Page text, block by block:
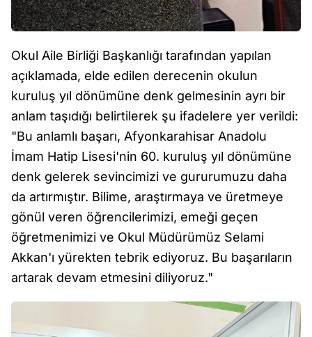
Okul Aile Birliği Başkanlığı tarafından yapılan
açıklamada, elde edilen derecenin okulun
kuruluş yıl dönümüne denk gelmesinin ayrı bir
anlam taşıdığı belirtilerek şu ifadelere yer verildi:
"Bu anlamlı başarı, Afyonkarahisar Anadolu
İmam Hatip Lisesi'nin 60. kuruluş yıl dönümüne
denk gelerek sevincimizi ve gururumuzu daha
da artırmıştır. Bilime, araştırmaya ve üretmeye
gönül veren öğrencilerimizi, emeği geçen
öğretmenimizi ve Okul Müdürümüz Selami
Akkan'ı yürekten tebrik ediyoruz. Bu başarıların
artarak devam etmesini diliyoruz."